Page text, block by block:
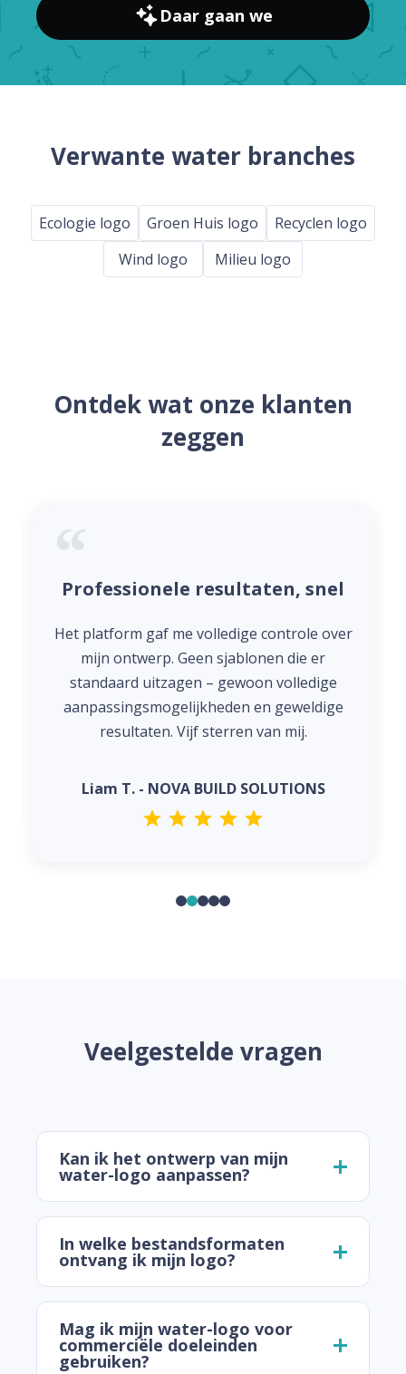
Daar gaan we
Verwante water branches
Ecologie logo Groen Huis logo
Recyclen logo
Wind logo
Milieu logo
Ontdek wat onze klanten
zeggen
Professionele resultaten, snel
Het platform gaf me volledige controle over
mijn ontwerp. Geen sjablonen die er
standaard uitzagen – gewoon volledige
aanpassingsmogelijkheden en geweldige
resultaten. Vijf sterren van mij.
Liam T. - NOVA BUILD SOLUTIONS
Veelgestelde vragen
Kan ik het ontwerp van mijn
water-logo aanpassen?
In welke bestandsformaten
ontvang ik mijn logo?
Mag ik mijn water-logo voor
commerciële doeleinden
gebruiken?